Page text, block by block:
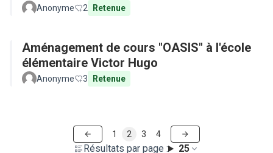
Anonyme 2 Retenue
Aménagement de cours "OASIS" à l'école
élémentaire Victor Hugo
Anonyme 3 Retenue
Résultats par page : 25
1 2 3 4